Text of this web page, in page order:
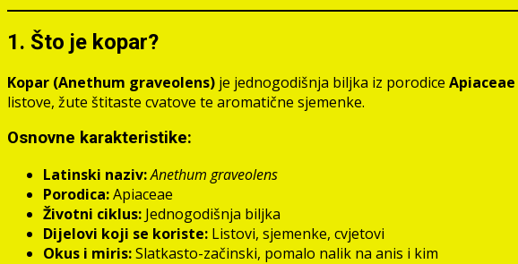
1. Što je kopar?
Kopar (Anethum graveolens) je jednogodišnja biljka iz porodice Apiaceae
listove, žute štitaste cvatove te aromatične sjemenke.
Osnovne karakteristike:
Latinski naziv:Anethum graveolens
Porodica:Apiaceae
Životni ciklus: Jednogodišnja biljka
Dijelovi koji se koriste: Listovi, sjemenke, cvjetovi
Okus i miris:Slatkasto-začinski, pomalo nalik na anis i kim